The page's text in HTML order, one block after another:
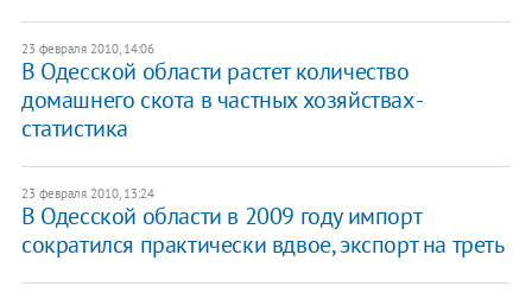
23 февраля 2010, 14:06
В Одесской области растет количество
домашнего скота в частных хозяйствах -
статистика
23 февраля 2010, 13:24
В Одесской области в 2009 году импорт
сократился практически вдвое, экспорт на треть